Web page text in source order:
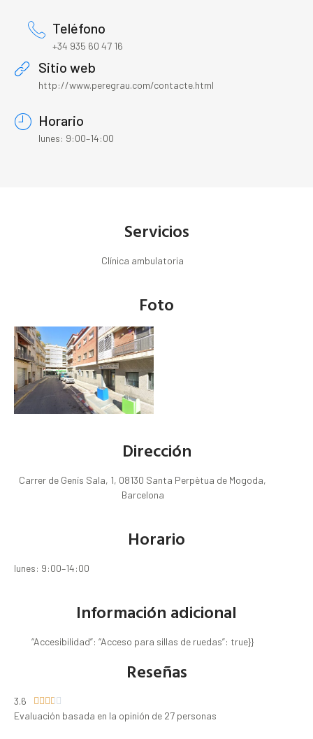
Teléfono
+34 935 60 47 16
Sitio web
http://www.peregrau.com/contacte.html
Horario
lunes: 9:00–14:00
Servicios
Clínica ambulatoria
Foto
Dirección
Carrer de Genís Sala, 1, 08130 Santa Perpètua de Mogoda,
Barcelona
Horario
lunes: 9:00–14:00
Información adicional
“Accesibilidad”: “Acceso para sillas de ruedas”: true}}
Reseñas
3.6     
Evaluación basada en la opinión de 27 personas